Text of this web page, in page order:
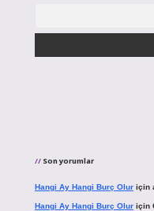
Son yorumlar
Hangi Ay Hangi Burç Oluriçin
Hangi Ay Hangi Burç Oluriçin